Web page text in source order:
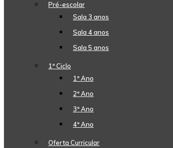
Pré-escolar
Sala 3 anos
Sala 4 anos
Sala 5 anos
1º Ciclo
1º Ano
2º Ano
3º Ano
4º Ano
Oferta Curricular